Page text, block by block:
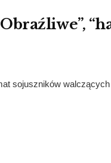
sojuszników